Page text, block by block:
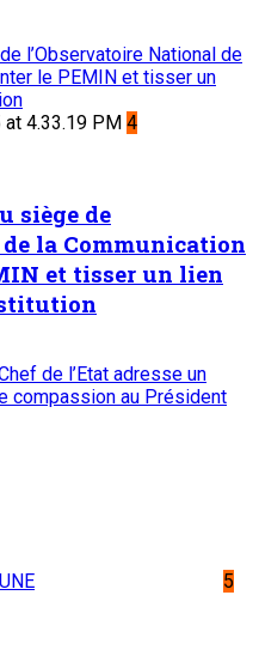
l’Observatoire National de
le PEMIN et tisser un
4
siège de
la Communication
et tisser un lien
de l’Etat adresse un
compassion au Président
5